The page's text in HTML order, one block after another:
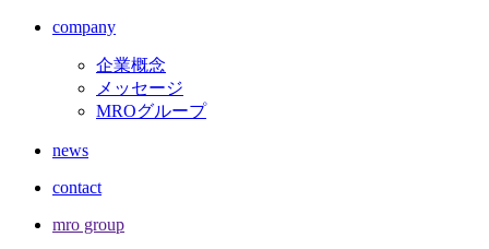
company
企業概念
メッセージ
MROグループ
news
contact
mro group